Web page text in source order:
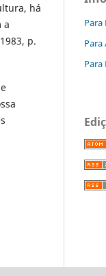
há
a
p.
Para
Para
Para